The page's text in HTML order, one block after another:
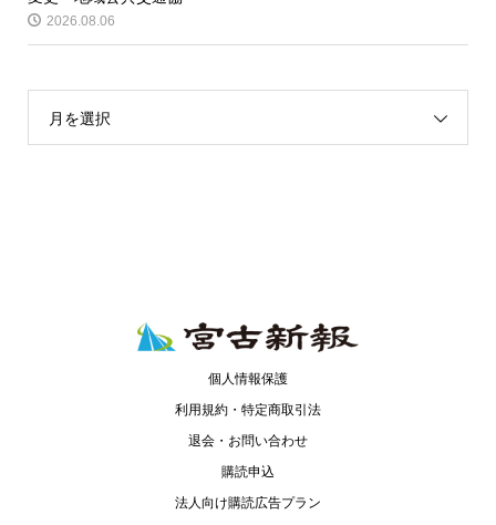
2026.08.06
月を選択
個人情報保護
利用規約・特定商取引法
退会・お問い合わせ
購読申込
法人向け購読広告プラン